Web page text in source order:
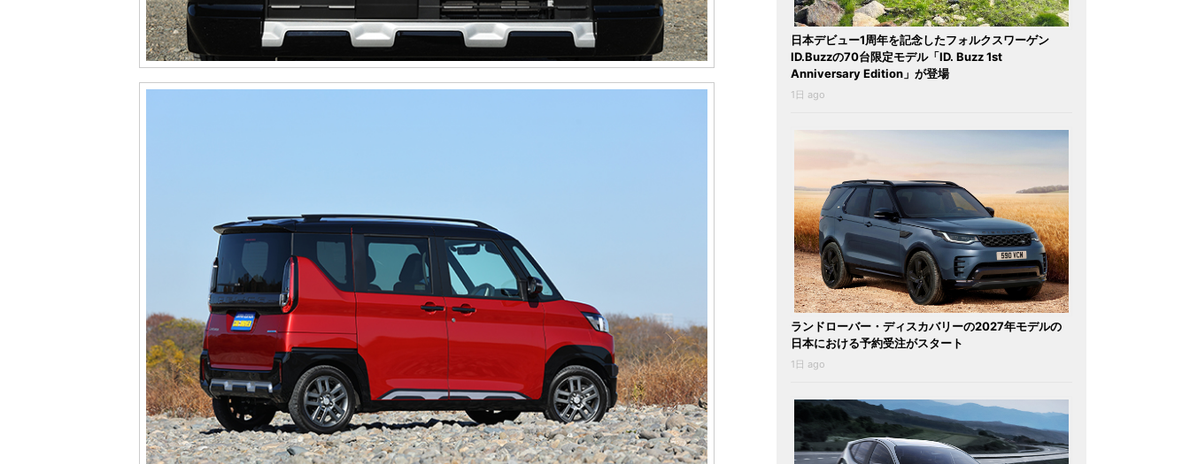
日本デビュー1周年を記念したフォルクスワーゲン
ID.Buzzの70台限定モデル「ID. Buzz 1st
Anniversary Edition」が登場
1日 ago
ランドローバー・ディスカバリーの2027年モデルの
日本における予約受注がスタート
1日 ago